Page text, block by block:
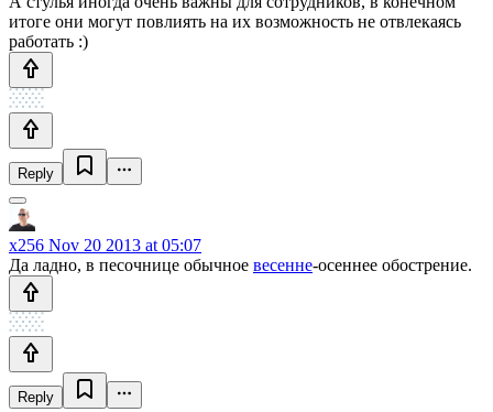
итоге они могут повлиять на их возможность не отвлекаясь
работать :)
Reply
x256 Nov 20 2013 at 05:07
Да ладно, в песочнице обычное весенне-осеннее обострение.
Reply